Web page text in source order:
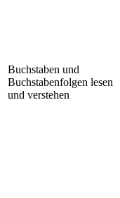
Buchstaben und
Buchstabenfolgen lesen
und verstehen